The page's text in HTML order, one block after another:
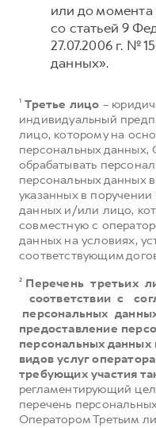
или до момента
со статьей 9
27.07.2006 г. №
данных».
¹Третье лицо –
индивидуальный
лицо, которому на
персональных данных,
обрабатывать
персональных данных
указанных в
данных и/или лицо,
совместную с
данных на условиях,
соответствующим
² Перечень третьих
соответствии с
персональных
предоставление
персональных данных
видов услуг
требующих участия
регламентирующий
перечень
Оператором Третьим